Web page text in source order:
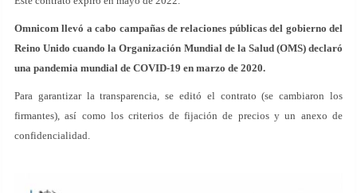
Omnicom llevó a cabo campañas de relaciones públicas del gobierno del
Reino Unido cuando la Organización Mundial de la Salud (OMS) declaró
una pandemia mundial de COVID-19 en marzo de 2020.
Para garantizar la transparencia, se editó el contrato (se cambiaron los
firmantes), así como los criterios de fijación de precios y un anexo de
confidencialidad.